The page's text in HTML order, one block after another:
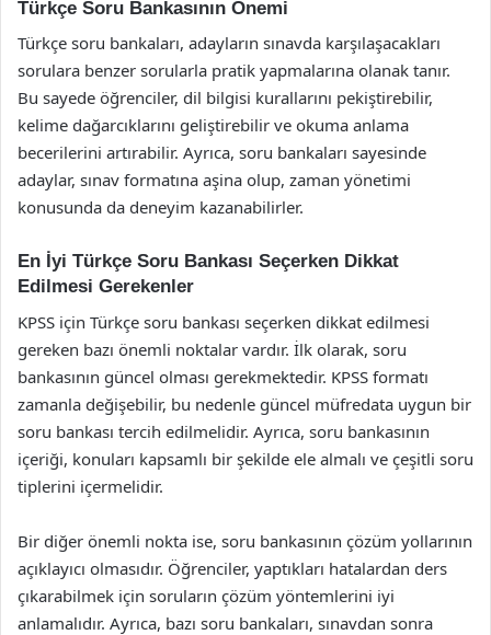
Türkçe Soru Bankasının Önemi
Türkçe soru bankaları, adayların sınavda karşılaşacakları
sorulara benzer sorularla pratik yapmalarına olanak tanır.
Bu sayede öğrenciler, dil bilgisi kurallarını pekiştirebilir,
kelime dağarcıklarını geliştirebilir ve okuma anlama
becerilerini artırabilir. Ayrıca, soru bankaları sayesinde
adaylar, sınav formatına aşina olup, zaman yönetimi
konusunda da deneyim kazanabilirler.
En İyi Türkçe Soru Bankası Seçerken Dikkat
Edilmesi Gerekenler
KPSS için Türkçe soru bankası seçerken dikkat edilmesi
gereken bazı önemli noktalar vardır. İlk olarak, soru
bankasının güncel olması gerekmektedir. KPSS formatı
zamanla değişebilir, bu nedenle güncel müfredata uygun bir
soru bankası tercih edilmelidir. Ayrıca, soru bankasının
içeriği, konuları kapsamlı bir şekilde ele almalı ve çeşitli soru
tiplerini içermelidir.
Bir diğer önemli nokta ise, soru bankasının çözüm yollarının
açıklayıcı olmasıdır. Öğrenciler, yaptıkları hatalardan ders
çıkarabilmek için soruların çözüm yöntemlerini iyi
anlamalıdır. Ayrıca, bazı soru bankaları, sınavdan sonra